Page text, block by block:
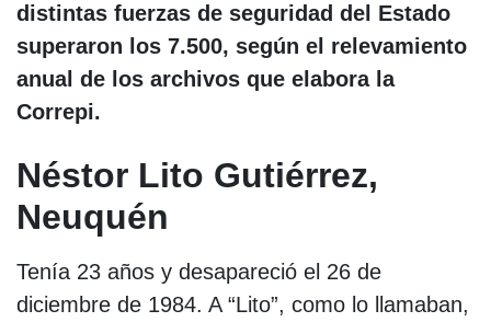
distintas fuerzas de seguridad del Estado
superaron los 7.500, según el relevamiento
anual de los archivos que elabora la
Correpi.
Néstor Lito Gutiérrez,
Neuquén
Tenía 23 años y desapareció el 26 de
diciembre de 1984. A “Lito”, como lo llamaban,